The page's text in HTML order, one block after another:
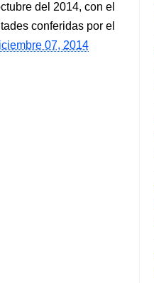
del 2014, con el
conferidas por el
07, 2014